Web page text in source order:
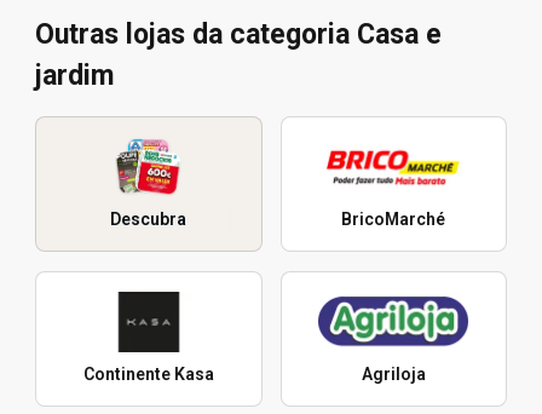
Outras lojas da categoria Casa e
jardim
Descubra BricoMarché
Continente Kasa Agriloja